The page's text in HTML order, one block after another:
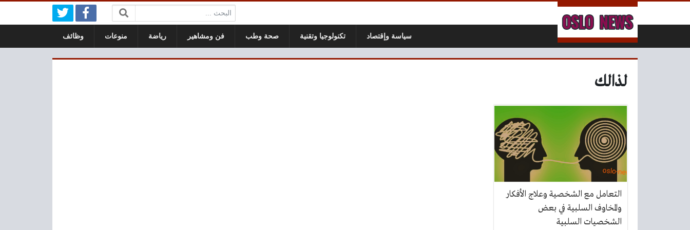
التخطي إلى المحتوى
البحث:
سياسة وإقتصاد تكنولوجيا وتقنية صحة وطب فن ومشاهير رياضة منوعات وظائف
لذالك
التعامل مع الشخصية وعلاج الأفكار
والمخاوف السلبية في بعض
الشخصيات السلبية